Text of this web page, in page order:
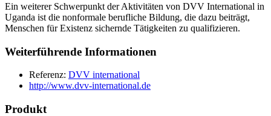
Ein weiterer Schwerpunkt der Aktivitäten von DVV International in
Uganda ist die nonformale berufliche Bildung, die dazu beiträgt,
Menschen für Existenz sichernde Tätigkeiten zu qualifizieren.
Weiterführende Informationen
Referenz: DVV international
http://www.dvv-international.de
Produkt